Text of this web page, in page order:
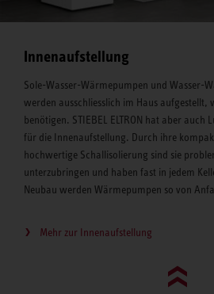
Innenaufstellung
Sole-Wasser-Wärmepumpen und Wasser-
werden ausschliesslich im Haus aufgestellt,
benötigen. STIEBEL ELTRON hat aber
für die Innenaufstellung. Durch ihre
hochwertige Schallisolierung sind sie
unterzubringen und haben fast in jedem
Neubau werden Wärmepumpen so von
Mehr zur Innenaufstellung
Go to